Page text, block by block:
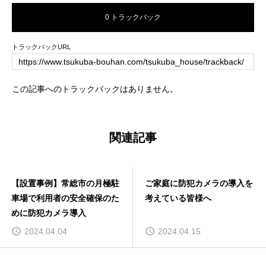
0 トラックバック
トラックバックURL
この記事へのトラックバックはありません。
関連記事
【設置事例】常総市の月極駐
車場で利用者の安全確保のた
めに防犯カメラ導入
2024.04.04
ご家庭に防犯カメラの導入を
考えている皆様へ
2024.04.15